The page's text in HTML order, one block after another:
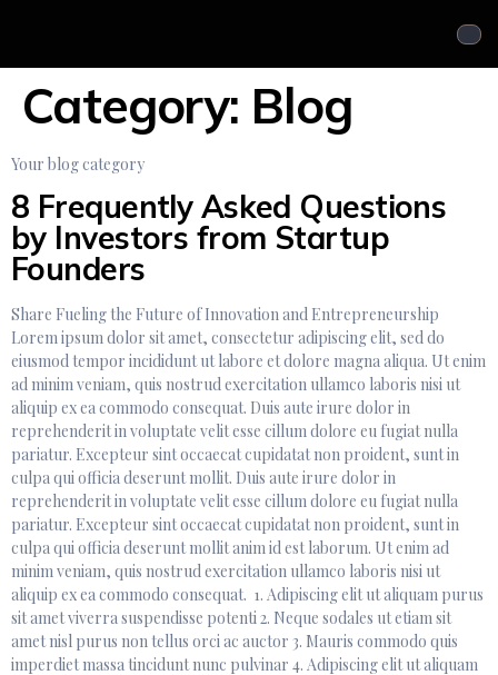
Category: Blog
Your blog category
8 Frequently Asked Questions
by Investors from Startup
Founders
Share Fueling the Future of Innovation and Entrepreneurship
Lorem ipsum dolor sit amet, consectetur adipiscing elit, sed do
eiusmod tempor incididunt ut labore et dolore magna aliqua. Ut enim
ad minim veniam, quis nostrud exercitation ullamco laboris nisi ut
aliquip ex ea commodo consequat. Duis aute irure dolor in
reprehenderit in voluptate velit esse cillum dolore eu fugiat nulla
pariatur. Excepteur sint occaecat cupidatat non proident, sunt in
culpa qui officia deserunt mollit. Duis aute irure dolor in
reprehenderit in voluptate velit esse cillum dolore eu fugiat nulla
pariatur. Excepteur sint occaecat cupidatat non proident, sunt in
culpa qui officia deserunt mollit anim id est laborum. Ut enim ad
minim veniam, quis nostrud exercitation ullamco laboris nisi ut
aliquip ex ea commodo consequat. 1. Adipiscing elit ut aliquam purus
sit amet viverra suspendisse potenti 2. Neque sodales ut etiam sit
amet nisl purus non tellus orci ac auctor 3. Mauris commodo quis
imperdiet massa tincidunt nunc pulvinar 4. Adipiscing elit ut aliquam